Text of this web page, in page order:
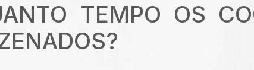
TEMPO OS